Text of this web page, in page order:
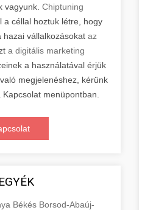
vagyunk. Chiptuning
a céllal hoztuk létre, hogy
hazai vállalkozásokat az
a digitális marketing
a használatával érjük
megjelenéshez, kérünk
menüpontban.
Békés Borsod-Abaúj-